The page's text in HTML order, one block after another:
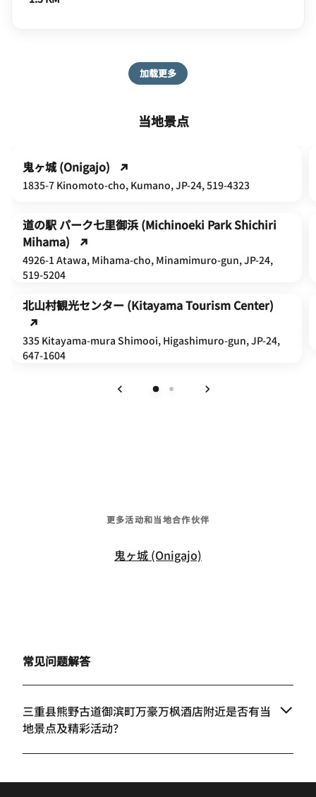
加载更多
当地景点
鬼ヶ城 (Onigajo)
1835-7 Kinomoto-cho, Kumano, JP-24, 519-4323
道の駅 パーク七里御浜 (Michinoeki Park Shichiri
Mihama)
4926-1 Atawa, Mihama-cho, Minamimuro-gun, JP-24,
519-5204
北山村観光センター (Kitayama Tourism Center)
335 Kitayama-mura Shimooi, Higashimuro-gun, JP-24,
647-1604
更多活动和当地合作伙伴
鬼ヶ城 (Onigajo)
常见问题解答
三重县熊野古道御滨町万豪万枫酒店附近是否有当
地景点及精彩活动？